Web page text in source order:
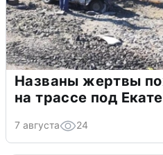
Названы жертвы
на трассе под
7 августа 24